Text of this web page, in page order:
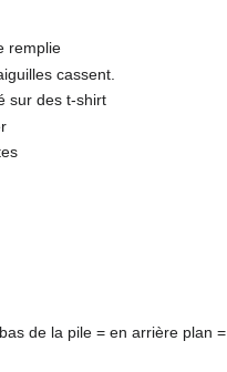
remplie
cassent.
sur des t-shirt
de la pile = en arrière plan